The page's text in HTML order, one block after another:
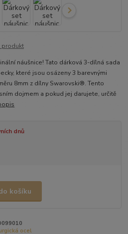
produkt
náušnice! Tato dárková 3-dílná sada
které jsou osázeny 3 barevnými
8mm z dílny Swarovski®. Tento
dojmem a pokud jej darujete, určitě
dnů
košíku
ocel